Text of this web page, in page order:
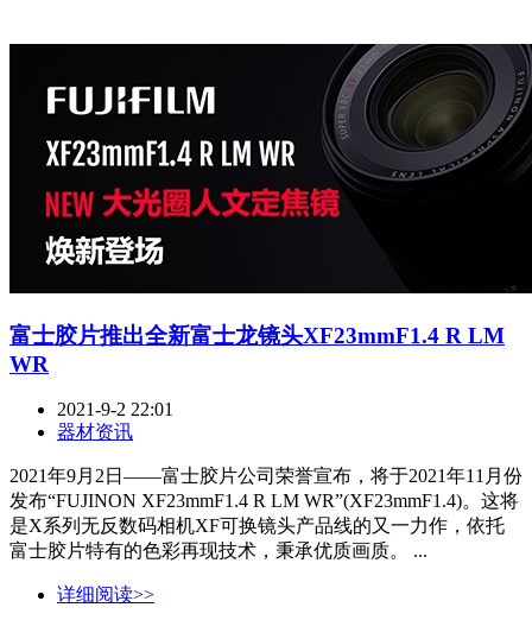
富士胶片推出全新富士龙镜头XF23mmF1.4 R LM
WR
2021-9-2 22:01
器材资讯
2021年9月2日——富士胶片公司荣誉宣布，将于2021年11月份
发布“FUJINON XF23mmF1.4 R LM WR”(XF23mmF1.4)。这将
是X系列无反数码相机XF可换镜头产品线的又一力作，依托
富士胶片特有的色彩再现技术，秉承优质画质。 ...
详细阅读>>